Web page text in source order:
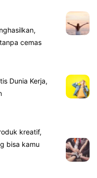
cemas
Dunia Kerja,
kreatif,
bisa kamu